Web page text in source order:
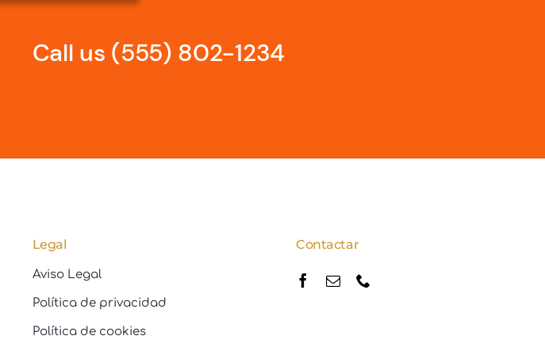
Call us (555) 802-1234
Legal
Aviso Legal
Política de privacidad
Política de cookies
Contactar